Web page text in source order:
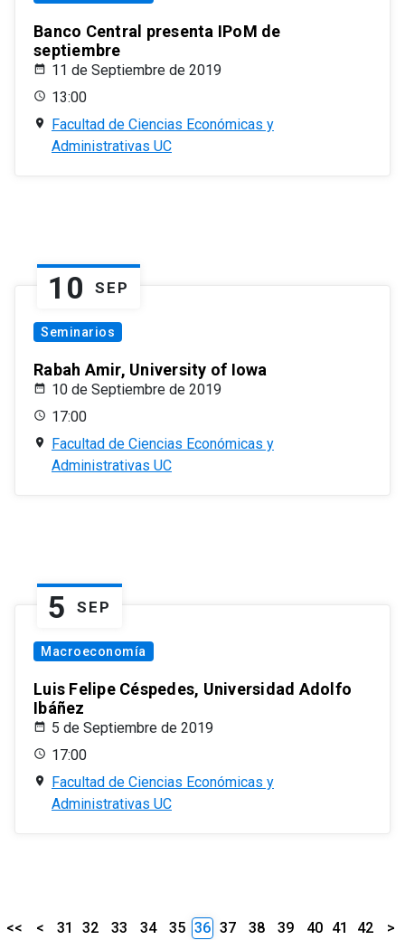
Banco Central presenta IPoM de
septiembre
11 de Septiembre de 2019
13:00
Facultad de Ciencias Económicas y
Administrativas UC
10 SEP
Seminarios
Rabah Amir, University of Iowa
10 de Septiembre de 2019
17:00
Facultad de Ciencias Económicas y
Administrativas UC
5 SEP
Macroeconomía
Luis Felipe Céspedes, Universidad Adolfo
Ibáñez
5 de Septiembre de 2019
17:00
Facultad de Ciencias Económicas y
Administrativas UC
<< < 31 32 33 34 35 36 37 38 39 40 41 42 >